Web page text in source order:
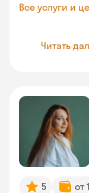
Все услуги и
Читать
5 от